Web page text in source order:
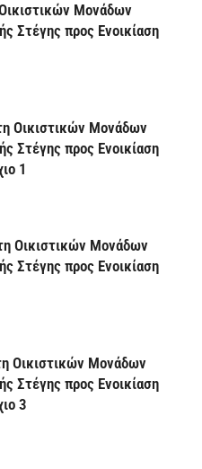
Μονάδων
Στέγης προς Ενοικίαση
Οικιστικών Μονάδων
Στέγης προς Ενοικίαση
1
Οικιστικών Μονάδων
Στέγης προς Ενοικίαση
Οικιστικών Μονάδων
Στέγης προς Ενοικίαση
3